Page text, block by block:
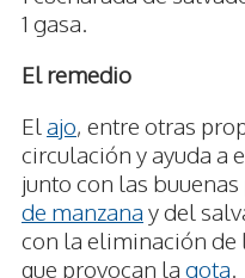
1 gasa.
El remedio
El ajo, entre otras
circulación y ayuda a
junto con las
de manzana y del
con la eliminación de
que provocan la gota.